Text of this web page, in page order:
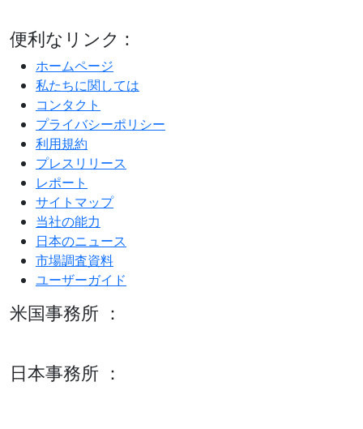
便利なリンク :
ホームページ
私たちに関しては
コンタクト
プライバシーポリシー
利用規約
プレスリリース
レポート
サイトマップ
当社の能力
日本のニュース
市場調査資料
ユーザーガイド
米国事務所 ：
日本事務所 ：